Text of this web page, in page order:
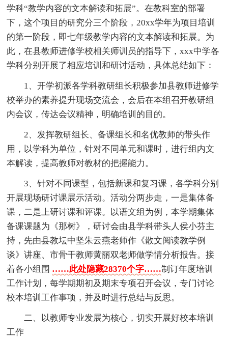
学科“教学内容的文本解读和拓展”。在教科室的部署
下，这个项目的研究分三个阶段，20xx学年为项目培训
的第一阶段，即七年级教学内容的文本解读和拓展。为
此，在县教师进修学校相关师训员的指导下，xxx中学各
学科分别开展了相应培训和研讨活动，具体总结如下：
1、开学初派各学科教研组长积极参加县教师进修学
校举办的素养提升现场交流会，会后在本组召开教研组
内会议，传达会议精神，明确培训的目的。
2、发挥教研组长、备课组长和名优教师的带头作
用，以学科为单位，针对不同单元和课时，进行组内文
本解读，提高教师对教材的把握能力。
3、针对不同课型，包括新课和复习课，各学科分别
开展现场研讨课展示活动。活动分两步走，一是集体备
课，二是上研讨课和评课。以语文组为例，本学期集体
备课课题为《那树》，研讨会由县学科带头人侯小芬主
持，先由县教坛中坚朱云燕老师作《散文阅读教学例
谈》讲座、市骨干教师黄丽双老师做学情分析报告。接
着各小组围 ……此处隐藏28370个字……制订年度培训
工作计划，每学期期初及期末专项召开会议，专门讨论
校本培训工作事项，并及时进行总结与反思。
二、以教师专业发展为核心，切实开展好校本培训
工作